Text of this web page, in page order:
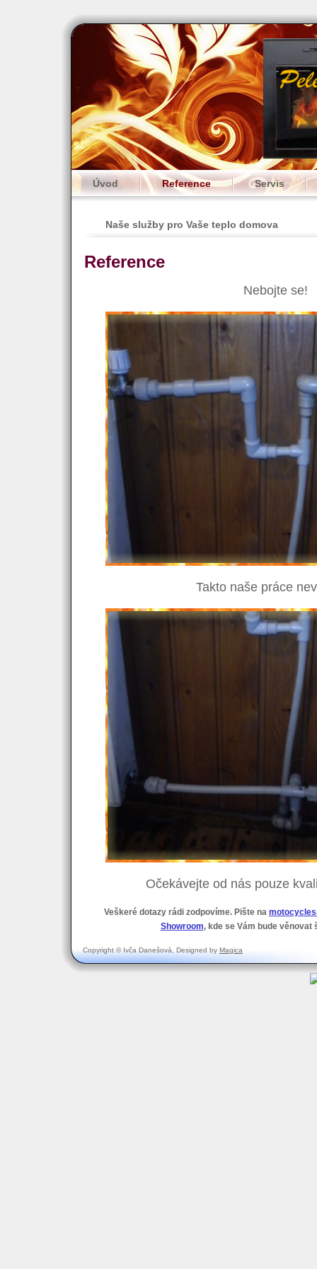
Úvod Reference Servis
Naše služby pro Vaše teplo domova
Reference
Nebojte se!
Takto naše práce
Očekávejte od nás pouze
Veškeré dotazy rádi zodpovíme. Pište na
Showroom, kde se Vám bude věnovat
Copyright © Ivča Danešová, Designed by Magica